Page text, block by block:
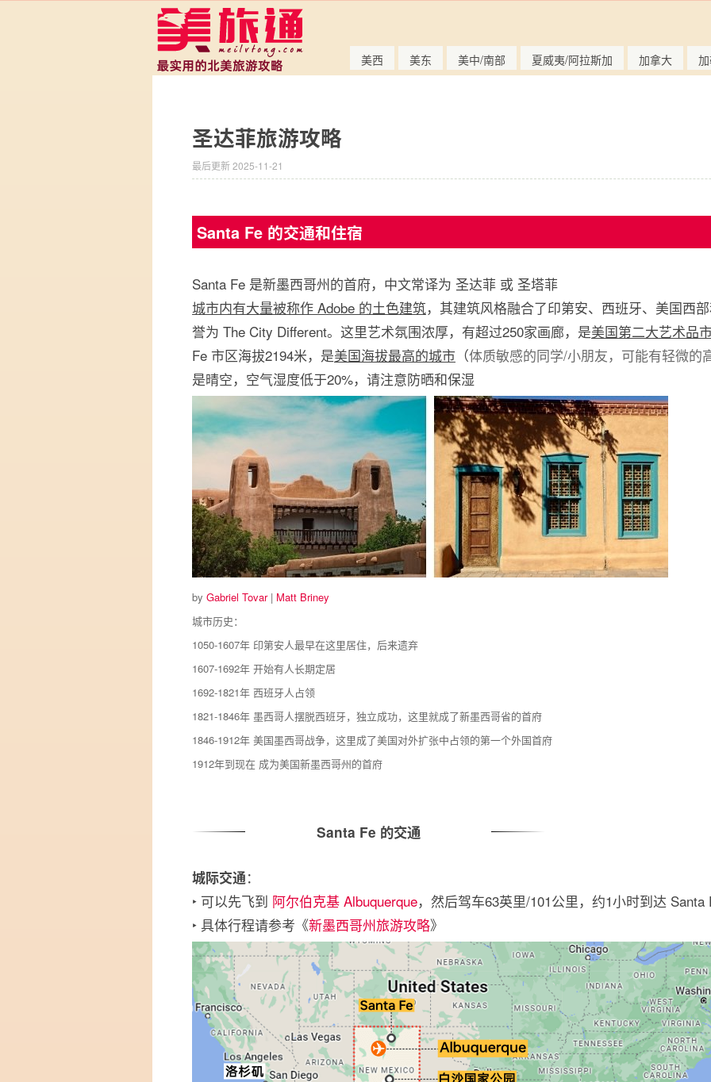
美西 美东 美中/南部 夏威夷/阿拉斯加 加拿大
圣达菲旅游攻略
最后更新 2025-11-21
Santa Fe 的交通和住宿
Santa Fe 是新墨西哥州的首府，中文常译为 圣达菲 或 圣塔菲
城市内有大量被称作 Adobe 的土色建筑，其建筑风格融合了印第安、西班牙、美国西
誉为 The City Different。这里艺术氛围浓厚，有超过250家画廊，是美国第二大艺术品
Fe 市区海拔2194米，是美国海拔最高的城市 （体质敏感的同学/小朋友，可能有轻微的
是晴空，空气湿度低于20%，请注意防晒和保湿
by Gabriel Tovar| Matt Briney
城市历史：
1050-1607年 印第安人最早在这里居住，后来遗弃
1607-1692年 开始有人长期定居
1692-1821年 西班牙人占领
1821-1846年 墨西哥人摆脱西班牙，独立成功，这里就成了新墨西哥省的首府
1846-1912年 美国墨西哥战争，这里成了美国对外扩张中占领的第一个外国首府
1912年到现在 成为美国新墨西哥州的首府
Santa Fe 的交通
城际交通：
‣ 可以先飞到 阿尔伯克基 Albuquerque，然后驾车63英里/101公里，约1小时到达 Santa
‣ 具体行程请参考《新墨西哥州旅游攻略》